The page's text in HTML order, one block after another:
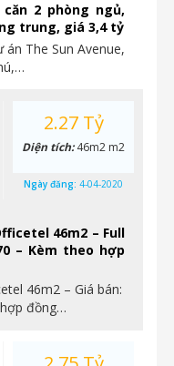
2 phòng ngủ,
trung, giá 3,4 tỷ
The Sun Avenue,
46m2 – Full
– Kèm theo hợp
46m2 – Giá bán:
đồng…
2.27 Tỷ
Diện tích:46m2 m2
Ngày đăng: 4-04-2020